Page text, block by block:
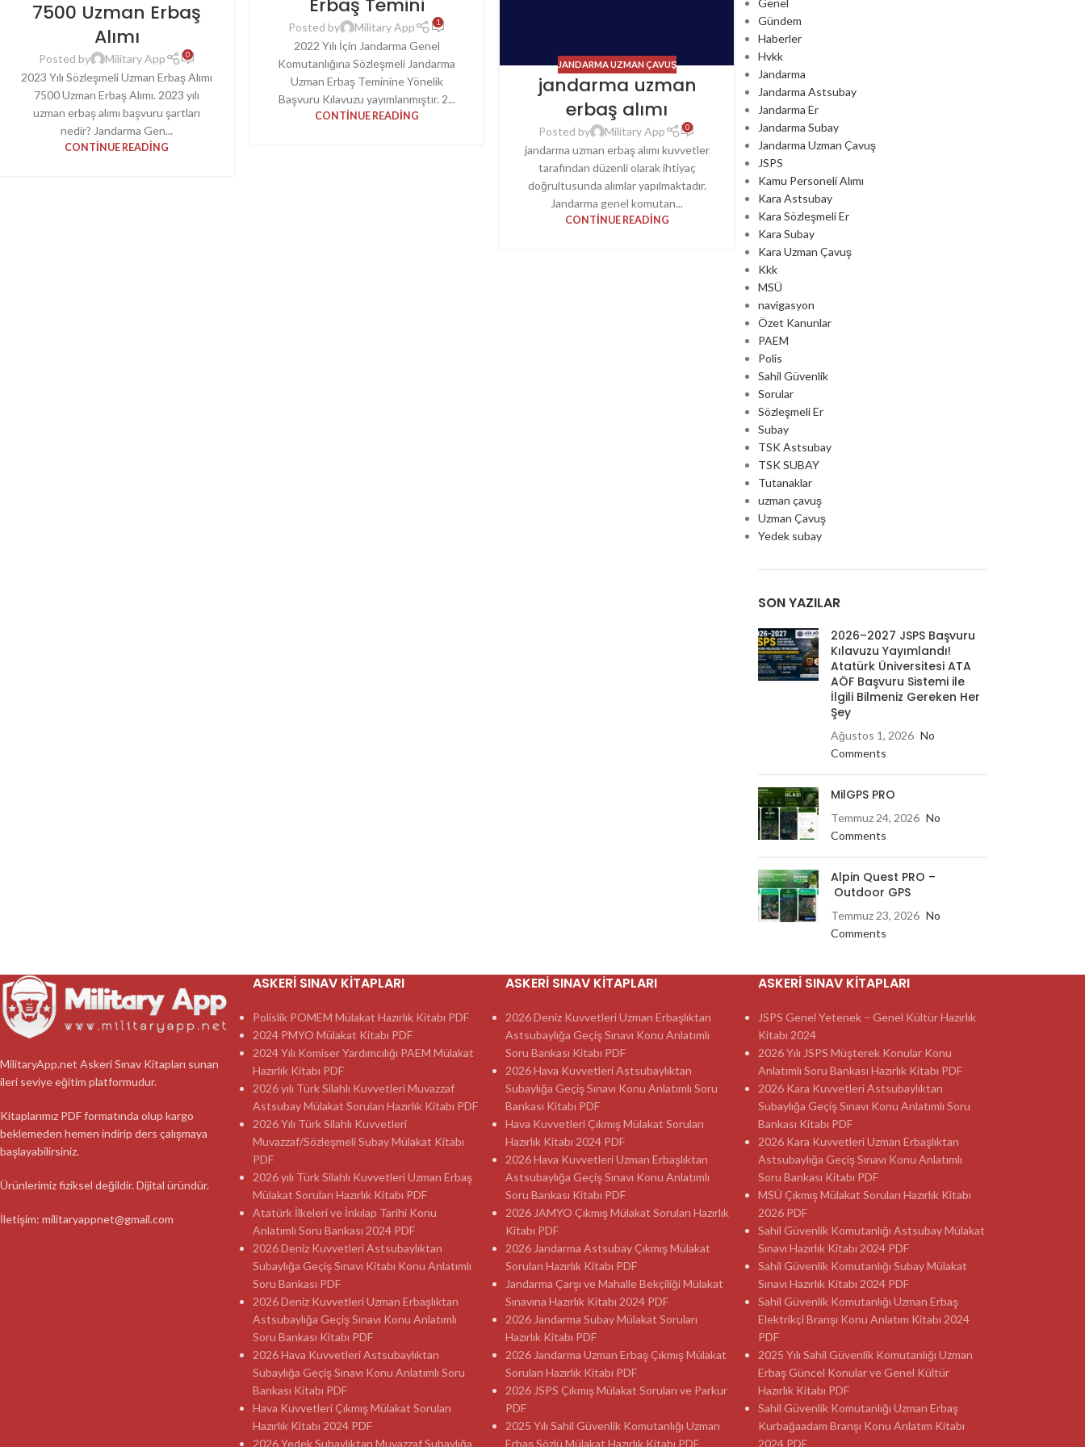
7500 Uzman Erbaş
Alımı
Posted by Military App 0
2023 Yılı Sözleşmeli Uzman Erbaş Alımı
7500 Uzman Erbaş Alımı. 2023 yılı
uzman erbaş alımı başvuru şartları
nedir? Jandarma Gen...
CONTINUE READING
Erbaş Temini
Posted by Military App 1
2022 Yılı İçin Jandarma Genel
Komutanlığına Sözleşmeli Jandarma
Uzman Erbaş Teminine Yönelik
Başvuru Kılavuzu yayımlanmıştır. 2...
CONTINUE READING
JANDARMA UZMAN ÇAVUŞ
jandarma uzman
erbaş alımı
Posted by Military App 0
jandarma uzman erbaş alımı kuvvetler
tarafından düzenli olarak ihtiyaç
doğrultusunda alımlar yapılmaktadır.
Jandarma genel komutan...
CONTINUE READING
Genel
Gündem
Haberler
Hvkk
Jandarma
Jandarma Astsubay
Jandarma Er
Jandarma Subay
Jandarma Uzman Çavuş
JSPS
Kamu Personeli Alımı
Kara Astsubay
Kara Sözleşmeli Er
Kara Subay
Kara Uzman Çavuş
Kkk
MSÜ
navigasyon
Özet Kanunlar
PAEM
Polis
Sahil Güvenlik
Sorular
Sözleşmeli Er
Subay
TSK Astsubay
TSK SUBAY
Tutanaklar
uzman çavuş
Uzman Çavuş
Yedek subay
SON YAZILAR
2026–2027 JSPS Başvuru
Kılavuzu Yayımlandı!
Atatürk Üniversitesi ATA
AÖF Başvuru Sistemi ile
İlgili Bilmeniz Gereken Her
Şey
Ağustos 1, 2026 No
Comments
MilGPS PRO
Temmuz 24, 2026 No
Comments
Alpin Quest PRO –
Outdoor GPS
Temmuz 23, 2026 No
Comments
MilitaryApp.net Askeri Sınav Kitapları sunan
ileri seviye eğitim platformudur.
Kitaplarımız PDF formatında olup kargo
beklemeden hemen indirip ders çalışmaya
başlayabilirsiniz.
Ürünlerimiz fiziksel değildir. Dijital üründür.
İletişim: militaryappnet@gmail.com
ASKERI SINAV KITAPLARI
Polislik POMEM Mülakat Hazırlık Kitabı PDF
2024 PMYO Mülakat Kitabı PDF
2024 Yılı Komiser Yardımcılığı PAEM Mülakat
Hazırlık Kitabı PDF
2026 yılı Türk Silahlı Kuvvetleri Muvazzaf
Astsubay Mülakat Soruları Hazırlık Kitabı PDF
2026 Yılı Türk Silahlı Kuvvetleri
Muvazzaf/Sözleşmeli Subay Mülakat Kitabı
PDF
2026 yılı Türk Silahlı Kuvvetleri Uzman Erbaş
Mülakat Soruları Hazırlık Kitabı PDF
Atatürk İlkeleri ve İnkılap Tarihi Konu
Anlatımlı Soru Bankası 2024 PDF
2026 Deniz Kuvvetleri Astsubaylıktan
Subaylığa Geçiş Sınavı Kitabı Konu Anlatımlı
Soru Bankası PDF
2026 Deniz Kuvvetleri Uzman Erbaşlıktan
Astsubaylığa Geçiş Sınavı Konu Anlatımlı
Soru Bankası Kitabı PDF
2026 Hava Kuvvetleri Astsubaylıktan
Subaylığa Geçiş Sınavı Konu Anlatımlı Soru
Bankası Kitabı PDF
Hava Kuvvetleri Çıkmış Mülakat Soruları
Hazırlık Kitabı 2024 PDF
2026 Yedek Subaylıktan Muvazzaf Subaylığa
ASKERI SINAV KITAPLARI
2026 Deniz Kuvvetleri Uzman Erbaşlıktan
Astsubaylığa Geçiş Sınavı Konu Anlatımlı
Soru Bankası Kitabı PDF
2026 Hava Kuvvetleri Astsubaylıktan
Subaylığa Geçiş Sınavı Konu Anlatımlı Soru
Bankası Kitabı PDF
Hava Kuvvetleri Çıkmış Mülakat Soruları
Hazırlık Kitabı 2024 PDF
2026 Hava Kuvvetleri Uzman Erbaşlıktan
Astsubaylığa Geçiş Sınavı Konu Anlatımlı
Soru Bankası Kitabı PDF
2026 JAMYO Çıkmış Mülakat Soruları Hazırlık
Kitabı PDF
2026 Jandarma Astsubay Çıkmış Mülakat
Soruları Hazırlık Kitabı PDF
Jandarma Çarşı ve Mahalle Bekçiliği Mülakat
Sınavına Hazırlık Kitabı 2024 PDF
2026 Jandarma Subay Mülakat Soruları
Hazırlık Kitabı PDF
2026 Jandarma Uzman Erbaş Çıkmış Mülakat
Soruları Hazırlık Kitabı PDF
2026 JSPS Çıkmış Mülakat Soruları ve Parkur
PDF
2025 Yılı Sahil Güvenlik Komutanlığı Uzman
Erbaş Sözlü Mülakat Hazırlık Kitabı PDF
ASKERI SINAV KITAPLARI
JSPS Genel Yetenek – Genel Kültür Hazırlık
Kitabı 2024
2026 Yılı JSPS Müşterek Konular Konu
Anlatımlı Soru Bankası Hazırlık Kitabı PDF
2026 Kara Kuvvetleri Astsubaylıktan
Subaylığa Geçiş Sınavı Konu Anlatımlı Soru
Bankası Kitabı PDF
2026 Kara Kuvvetleri Uzman Erbaşlıktan
Astsubaylığa Geçiş Sınavı Konu Anlatımlı
Soru Bankası Kitabı PDF
MSÜ Çıkmış Mülakat Soruları Hazırlık Kitabı
2026 PDF
Sahil Güvenlik Komutanlığı Astsubay Mülakat
Sınavı Hazırlık Kitabı 2024 PDF
Sahil Güvenlik Komutanlığı Subay Mülakat
Sınavı Hazırlık Kitabı 2024 PDF
Sahil Güvenlik Komutanlığı Uzman Erbaş
Elektrikçi Branşı Konu Anlatım Kitabı 2024
PDF
2025 Yılı Sahil Güvenlik Komutanlığı Uzman
Erbaş Güncel Konular ve Genel Kültür
Hazırlık Kitabı PDF
Sahil Güvenlik Komutanlığı Uzman Erbaş
Kurbağaadam Branşı Konu Anlatım Kitabı
2024 PDF